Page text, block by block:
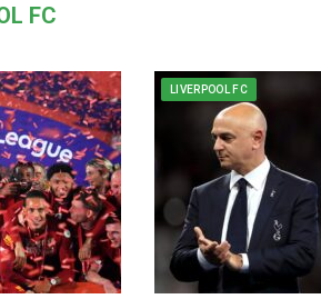
FC
LIVERPOOL FC